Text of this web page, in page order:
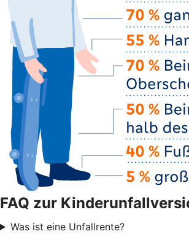
FAQ zur
Was ist eine Unfallrente?